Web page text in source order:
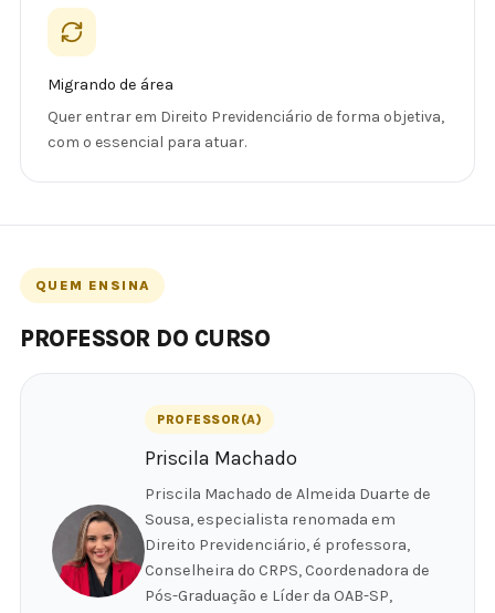
Migrando de área
Quer entrar em Direito Previdenciário de forma objetiva,
com o essencial para atuar.
QUEM ENSINA
PROFESSOR DO CURSO
PROFESSOR(A)
Priscila Machado
Priscila Machado de Almeida Duarte de
Sousa, especialista renomada em
Direito Previdenciário, é professora,
Conselheira do CRPS, Coordenadora de
Pós-Graduação e Líder da OAB-SP,